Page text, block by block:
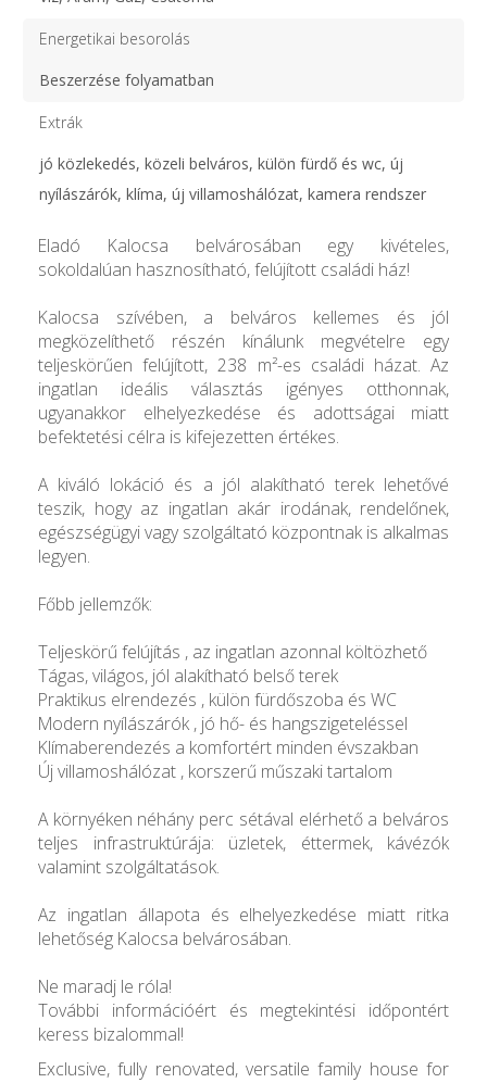
Energetikai besorolás
Beszerzése folyamatban
Extrák
jó közlekedés, közeli belváros, külön fürdő és wc, új
nyílászárók, klíma, új villamoshálózat, kamera rendszer
Eladó Kalocsa belvárosában egy kivételes,
sokoldalúan hasznosítható, felújított családi ház!
Kalocsa szívében, a belváros kellemes és jól
megközelíthető részén kínálunk megvételre egy
teljeskörűen felújított, 238 m²-es családi házat. Az
ingatlan ideális választás igényes otthonnak,
ugyanakkor elhelyezkedése és adottságai miatt
befektetési célra is kifejezetten értékes.
A kiváló lokáció és a jól alakítható terek lehetővé
teszik, hogy az ingatlan akár irodának, rendelőnek,
egészségügyi vagy szolgáltató központnak is alkalmas
legyen.
Főbb jellemzők:
Teljeskörű felújítás , az ingatlan azonnal költözhető
Tágas, világos, jól alakítható belső terek
Praktikus elrendezés , külön fürdőszoba és WC
Modern nyílászárók , jó hő- és hangszigeteléssel
Klímaberendezés a komfortért minden évszakban
Új villamoshálózat , korszerű műszaki tartalom
A környéken néhány perc sétával elérhető a belváros
teljes infrastruktúrája: üzletek, éttermek, kávézók
valamint szolgáltatások.
Az ingatlan állapota és elhelyezkedése miatt ritka
lehetőség Kalocsa belvárosában.
Ne maradj le róla!
További információért és megtekintési időpontért
keress bizalommal!
Exclusive, fully renovated, versatile family house for